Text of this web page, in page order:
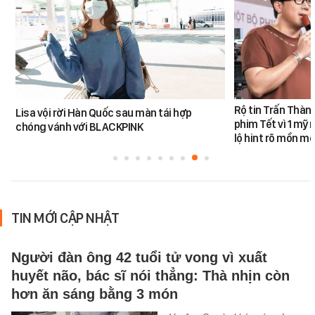
Lisa vội rời Hàn Quốc sau màn tái hợp
chóng vánh với BLACKPINK
Rộ tin Trấn
phim Tết vì 1 mỹ
lộ hint rõ mồn
TIN MỚI CẬP NHẬT
Người đàn ông 42 tuổi tử vong vì xuất
huyết não, bác sĩ nói thẳng: Thà nhịn còn
hơn ăn sáng bằng 3 món